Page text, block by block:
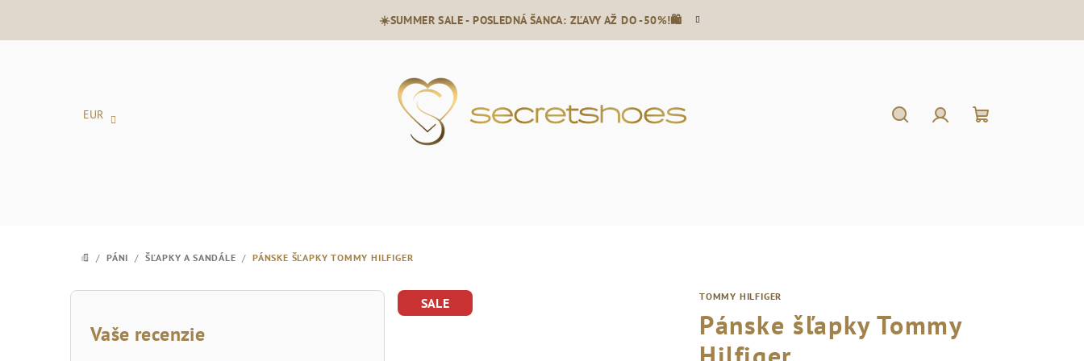
☀️SUMMER SALE - POSLEDNÁ ŠANCA: ZĽAVY AŽ DO -50%!🛍️
EUR
DOMOV
/ PÁNI / ŠĽAPKY A SANDÁLE / PÁNSKE ŠĽAPKY TOMMY HILFIGER
B
Vaše recenzie
TOMMY HILFIGER
Pánske šľapky Tommy
SALE